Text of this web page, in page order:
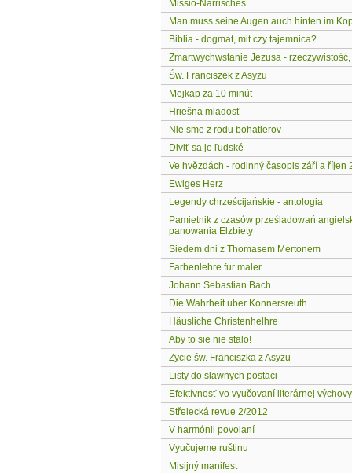
Missio-Närrisches
Man muss seine Augen auch hinten im
Biblia - dogmat, mit czy tajemnica?
Zmartwychwstanie Jezusa -
Św. Franciszek z Asyzu
Mejkap za 10 minút
Hriešna mladosť
Nie sme z rodu bohatierov
Diviť sa je ľudské
Ve hvězdách - rodinný časopis září a říjen
Ewiges Herz
Legendy chrześcijańskie - antologia
Pamietnik z czasów prześladowań
panowania Elzbiety
Siedem dni z Thomasem Mertonem
Farbenlehre fur maler
Johann Sebastian Bach
Die Wahrheit uber Konnersreuth
Häusliche Christenhelhre
Aby to sie nie stalo!
Zycie św. Franciszka z Asyzu
Listy do slawnych postaci
Efektívnosť vo vyučovaní literárnej výchovy
Střelecká revue 2/2012
V harmónii povolaní
Vyučujeme ruštinu
Misijný manifest